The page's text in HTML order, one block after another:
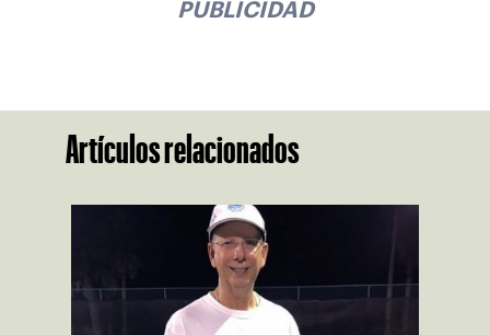
PUBLICIDAD
Artículos relacionados